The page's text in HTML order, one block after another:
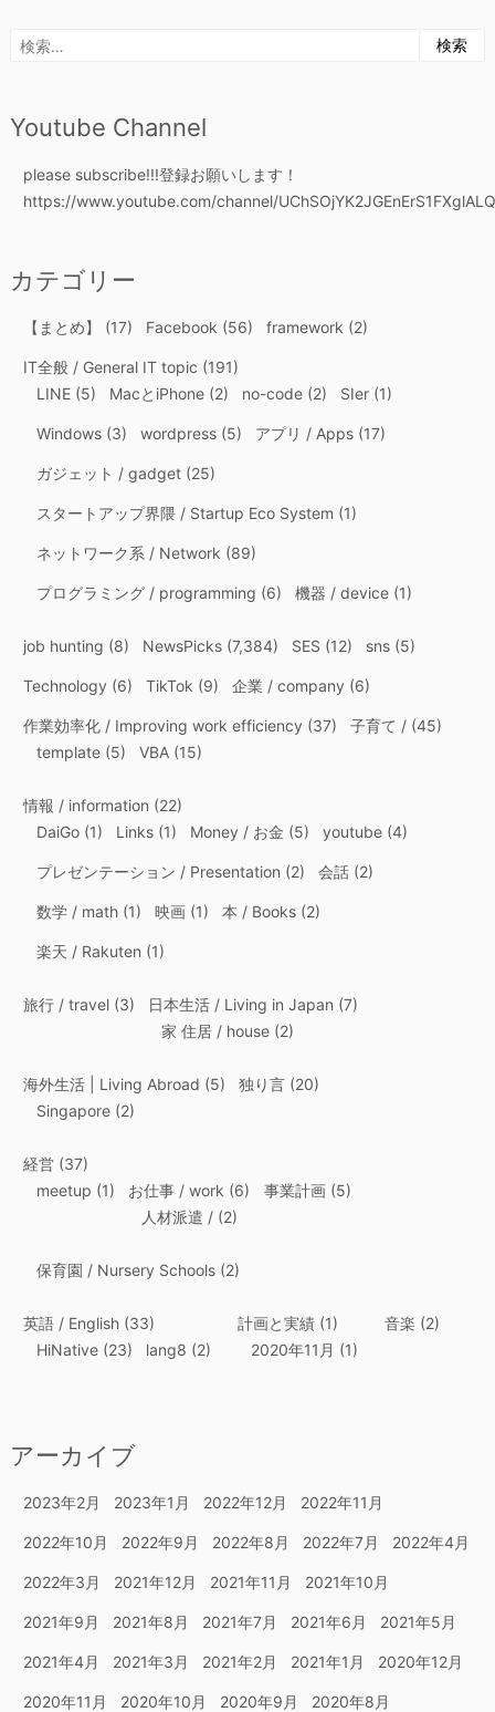
数
Spreadsheet
検
Youtube Channel
please subscribe!!!登録お願いします！
https://www.youtube.com/channel/
カテゴリー
【まとめ】 (17) Facebook (56) framework (2)
IT全般 / General IT topic (191)
LINE(5) MacとiPhone(2) no-code(2) SIer(1)
Windows(3) wordpress(5) アプリ / Apps(17)
ガジェット / gadget(25)
スタートアップ界隈 / Startup Eco System (1)
ネットワーク系 / Network (89)
プログラミング / programming (6) 機器 / device(1)
job hunting (8) NewsPicks(7,384) SES (12) sns(5)
Technology (6) TikTok (9) 企業 / company (6)
作業効率化 / Improving work efficiency (37)
template(5) VBA(15)
子育て /(45)
情報 / information (22)
DaiGo(1) Links(1) Money / お金 (5) youtube(4)
プレゼンテーション / Presentation (2) 会話(2)
数学 / math(1) 映画(1) 本 / Books(2)
楽天 / Rakuten (1)
旅行 / travel(3) 日本生活 / Living in Japan (7)
家 住居 / house(2)
海外生活 | Living Abroad (5)
Singapore(2)
独り言(20)
経営(37)
meetup (1) お仕事 / work (6)
人材派遣 /(2)
事業計画(5)
保育園 / Nursery Schools(2)
英語 / English(33)
HiNative(23) lang8 (2)
計画と実績(1)
2020年11月 (1)
音楽 (2)
アーカイブ
2023年2月 2023年1月 2022年12月 2022年11月
2022年10月 2022年9月 2022年8月 2022年7月 2022年4月
2022年3月 2021年12月 2021年11月 2021年10月
2021年9月 2021年8月 2021年7月 2021年6月 2021年5月
2021年4月 2021年3月 2021年2月 2021年1月 2020年12月
2020年11月 2020年10月 2020年9月 2020年8月